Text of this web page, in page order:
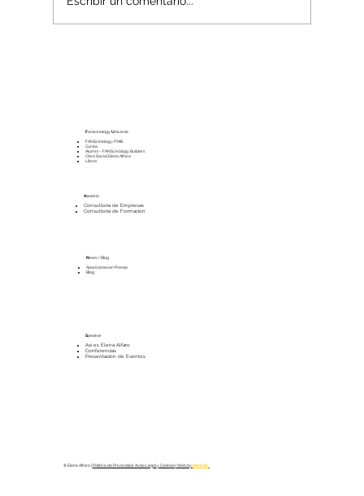
FanscinologyUniverse
FANScinology/FMB
Cursos
Alumni – FANScinology Builders
Obra Social Elena Alfaro
Libros
Asesoría
Consultoría de Empresas
Consultoría de Formación
News / Blog
Apariciones en Prensa
Blog
Speaker
Así es Elena Alfaro
Conferencias
Presentación de Eventos
© Elena Alfaro | Política de Privacidad, Aviso Legal y Cookies | Web bybiSocial